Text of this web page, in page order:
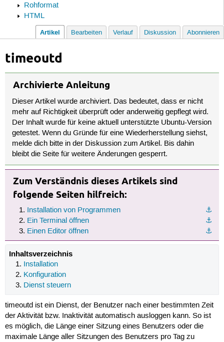
Rohformat
HTML
Artikel Bearbeiten Verlauf Diskussion Abonnieren
timeoutd
Archivierte Anleitung
Dieser Artikel wurde archiviert. Das bedeutet, dass er nicht
mehr auf Richtigkeit überprüft oder anderweitig gepflegt wird.
Der Inhalt wurde für keine aktuell unterstützte Ubuntu-Version
getestet. Wenn du Gründe für eine Wiederherstellung siehst,
melde dich bitte in der Diskussion zum Artikel. Bis dahin
bleibt die Seite für weitere Änderungen gesperrt.
Zum Verständnis dieses Artikels sind
folgende Seiten hilfreich:
⚓︎
Installation von Programmen
⚓︎
Ein Terminal öffnen
⚓︎
Einen Editor öffnen
Inhaltsverzeichnis
Installation
Konfiguration
Dienst steuern
timeoutd ist ein Dienst, der Benutzer nach einer bestimmten Zeit
der Aktivität bzw. Inaktivität automatisch ausloggen kann. So ist
es möglich, die Länge einer Sitzung eines Benutzers oder die
maximale Länge aller Sitzungen des Benutzers pro Tag zu